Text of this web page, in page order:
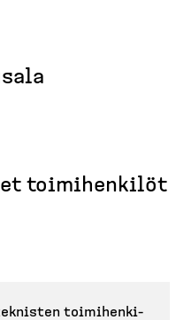
toimihenkilöt
toimihen­ki­